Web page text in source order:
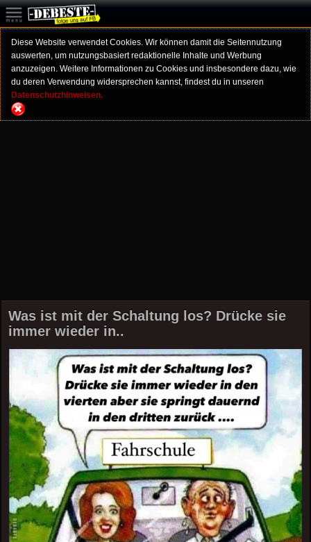
Diese Website verwendet Cookies. Wir können damit die Seitennutzung
auswerten, um nutzungsbasiert redaktionelle Inhalte und Werbung
anzuzeigen. Weitere Informationen zu Cookies und insbesondere dazu, wie
du deren Verwendung widersprechen kannst, findest du in unseren
Datenschutzhinweisen.
Was ist mit der Schaltung los? Drücke sie
immer wieder in..